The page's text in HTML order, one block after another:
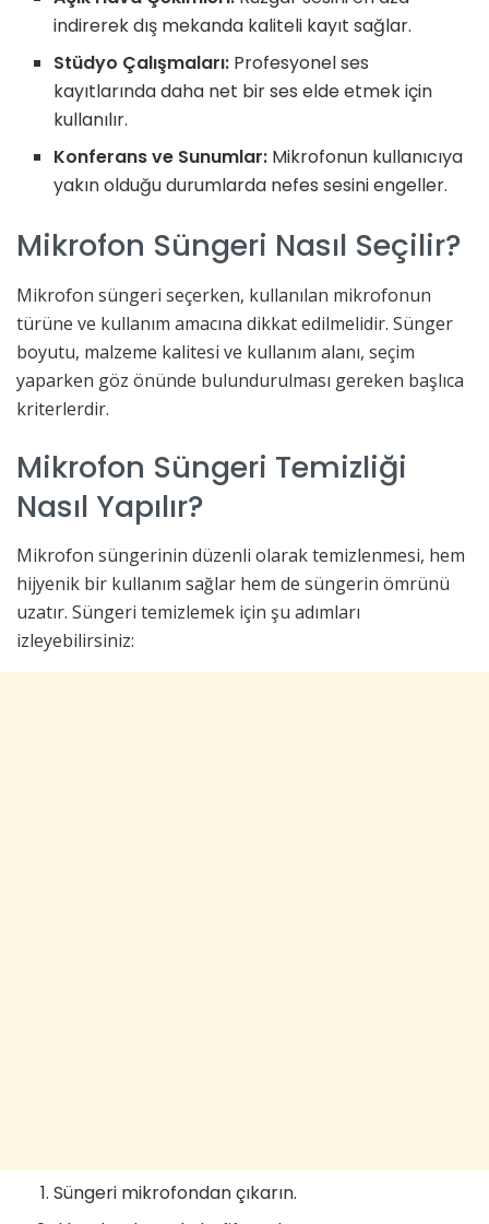
indirerek dış mekanda kaliteli kayıt sağlar.
Stüdyo Çalışmaları: Profesyonel ses
kayıtlarında daha net bir ses elde etmek için
kullanılır.
Konferans ve Sunumlar: Mikrofonun kullanıcıya
yakın olduğu durumlarda nefes sesini engeller.
Mikrofon Süngeri Nasıl Seçilir?
Mikrofon süngeri seçerken, kullanılan mikrofonun
türüne ve kullanım amacına dikkat edilmelidir. Sünger
boyutu, malzeme kalitesi ve kullanım alanı, seçim
yaparken göz önünde bulundurulması gereken başlıca
kriterlerdir.
Mikrofon Süngeri Temizliği
Nasıl Yapılır?
Mikrofon süngerinin düzenli olarak temizlenmesi, hem
hijyenik bir kullanım sağlar hem de süngerin ömrünü
uzatır. Süngeri temizlemek için şu adımları
izleyebilirsiniz:
Süngeri mikrofondan çıkarın.